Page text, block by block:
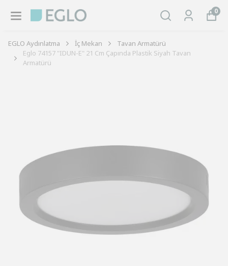
0
EGLO Aydınlatma İç Mekan
Tavan Armatürü
Eglo 74157 "IDUN-E" 21 Cm Çapında Plastik Siyah Tavan
Armatürü